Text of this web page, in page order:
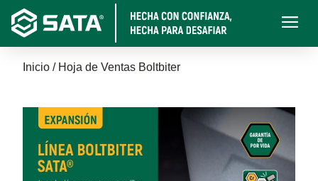
Pasar
contenido
principal
Main
Sobrescribir
enlaces
de
ayuda
Inicio Hoja de Ventas Boltbiter